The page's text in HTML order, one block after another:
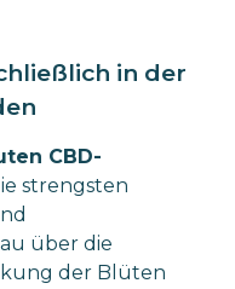
in der
CBD-
strengsten
über die
der Blüten